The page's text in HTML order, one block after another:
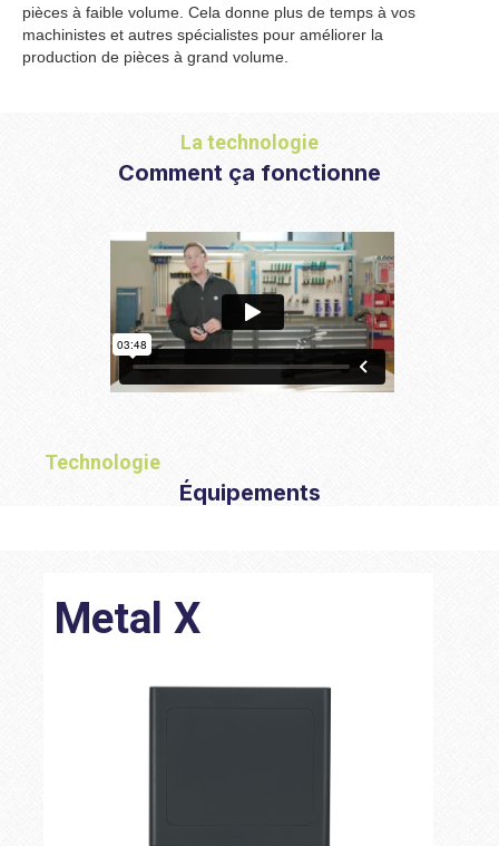
pièces à faible volume. Cela donne plus de temps à vos
machinistes et autres spécialistes pour améliorer la
production de pièces à grand volume.
La technologie
Comment ça fonctionne
Technologie
Équipements
Metal X